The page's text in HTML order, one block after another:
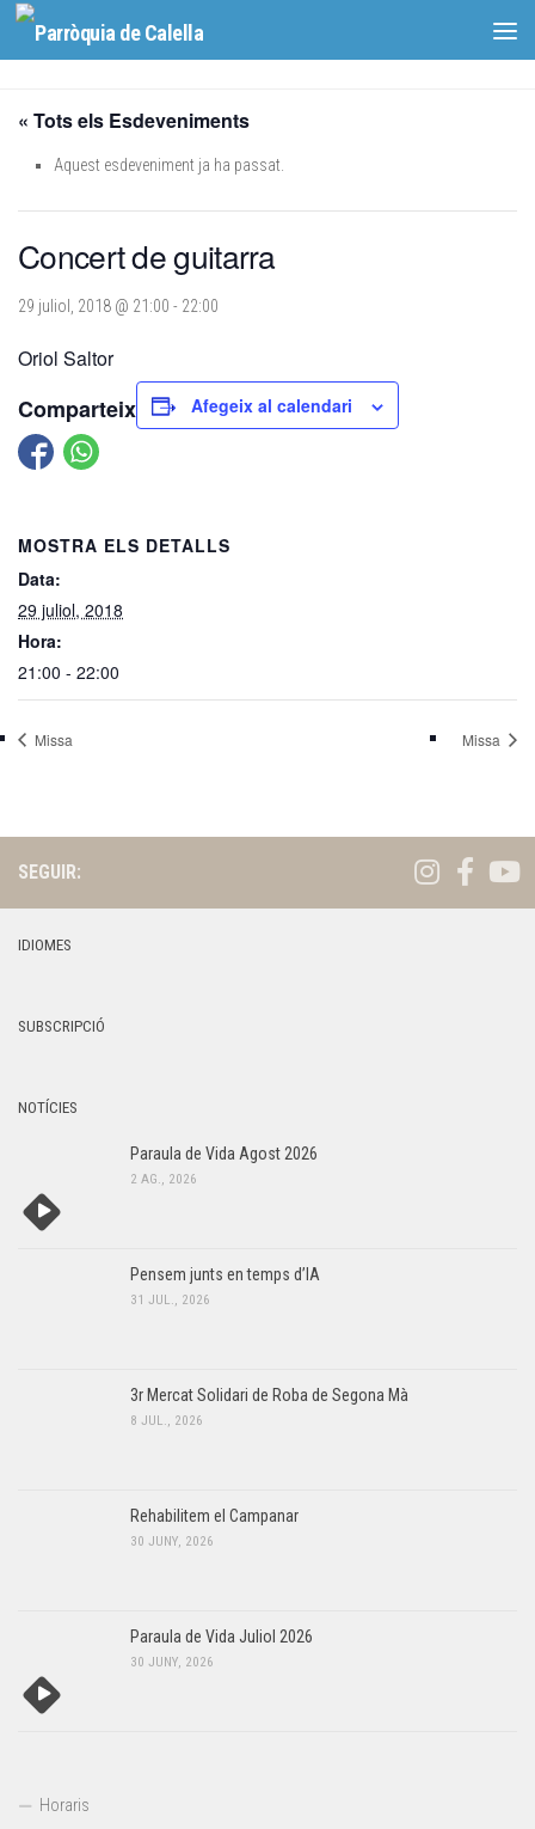
Skip to content
« Tots els Esdeveniments
Aquest esdeveniment ja ha passat.
Concert de guitarra
29 juliol, 2018 @ 21:00 - 22:00
Oriol Saltor
Comparteix Afegeix al calendari
MOSTRA ELS DETALLS
Data:
29 juliol, 2018
Hora:
21:00 - 22:00
Missa Missa
SEGUIR:
IDIOMES
SUBSCRIPCIÓ
NOTÍCIES
Paraula de Vida Agost 2026
2 AG., 2026
Pensem junts en temps d’IA
31 JUL., 2026
3r Mercat Solidari de Roba de Segona Mà
8 JUL., 2026
Rehabilitem el Campanar
30 JUNY, 2026
Paraula de Vida Juliol 2026
30 JUNY, 2026
Horaris